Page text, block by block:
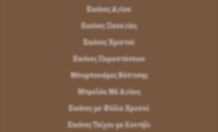
Εικόνες Αγίων
Εικόνες Παναγίας
Εικόνες Χριστού
Εικόνες Παραστάσεων
Μπομπονιέρες Βάπτισης
Μπρελόκ Μέ Αγίους
Εικόνες με Φύλλα Χρυσού
Εικόνες Τοίχου με Καντήλι